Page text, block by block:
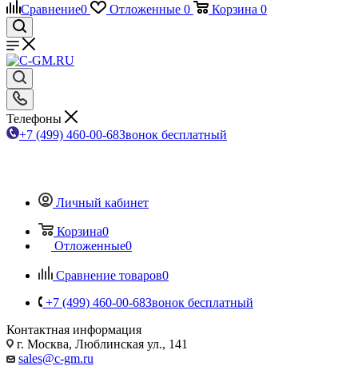
Сравнение0 Отложенные 0 Корзина 0
Телефоны
+7 (499) 460-00-68Звонок бесплатный
Личный кабинет
Корзина0
Отложенные0
Сравнение товаров0
+7 (499) 460-00-68Звонок бесплатный
Контактная информация
г. Москва, Люблинская ул., 141
sales@c-gm.ru